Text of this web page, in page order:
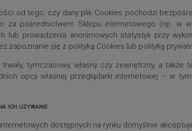
od tego, czy dany plik Cookies pochodzi
pośrednictwem Sklepu internetowego (np. w
lub prowadzenia anonimowych statystyk przy
zapoznanie się z polityką Cookies lub polityką
tymczasowy, własny czy zewnętrzny, a także
opcji własnej przeglądarki internetowej – w
ich używanie
dostępnych na rynku domyślnie